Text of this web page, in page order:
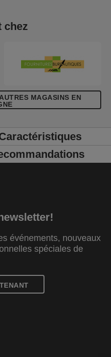
chez
MAGASINS EN
événements, nouveaux
spéciales de